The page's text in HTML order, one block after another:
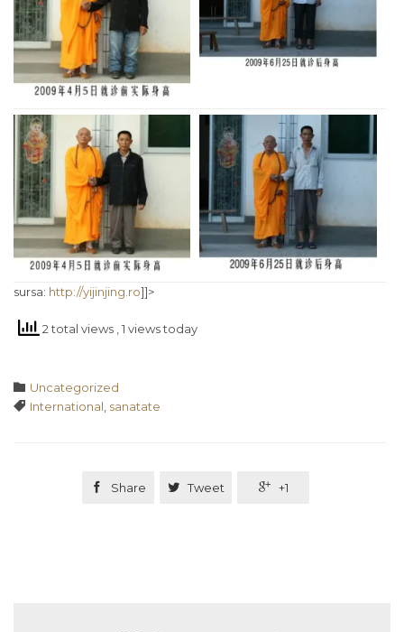
sursa: http://yijinjing.ro]]>
2 total views , 1 views today
 Category
Uncategorized
 Tags
International sanatate
 Share  Tweet  +1